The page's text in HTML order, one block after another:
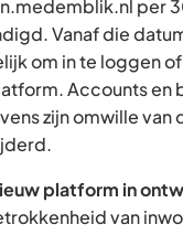
per
Vanaf die
om in te loggen
Accounts en
zijn omwille van
platform in
van